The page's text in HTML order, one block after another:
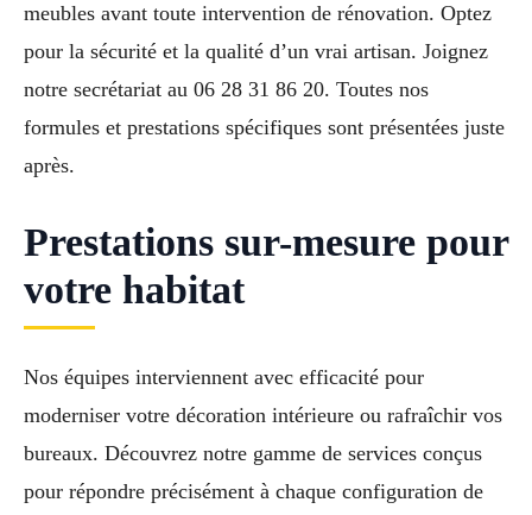
meubles avant toute intervention de rénovation. Optez
pour la sécurité et la qualité d’un vrai artisan. Joignez
notre secrétariat au 06 28 31 86 20. Toutes nos
formules et prestations spécifiques sont présentées juste
après.
Prestations sur-mesure pour
votre habitat
Nos équipes interviennent avec efficacité pour
moderniser votre décoration intérieure ou rafraîchir vos
bureaux. Découvrez notre gamme de services conçus
pour répondre précisément à chaque configuration de